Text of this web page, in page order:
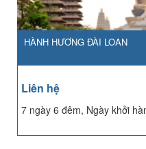
HÀNH HƯƠNG ĐÀI LOAN
Liên hệ
7 ngày 6 đêm, Ngày khởi